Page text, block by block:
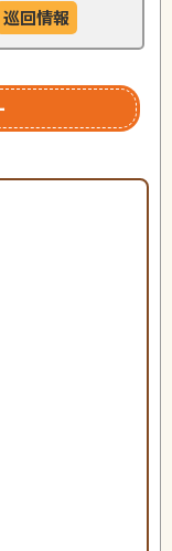
巡回情報